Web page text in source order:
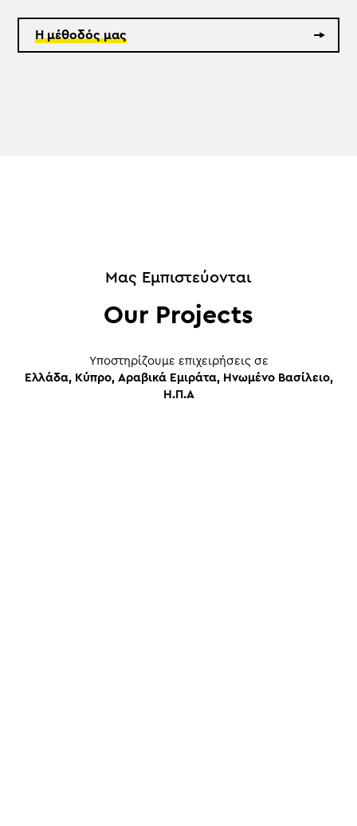
Η μέθοδός μας
Μας Εμπιστεύονται
Our Projects
Yποστηρίζουμε επιχειρήσεις σε
Ελλάδα, Κύπρο, Αραβικά Εμιράτα, Ηνωμένο Βασίλειο,
Η.Π.Α